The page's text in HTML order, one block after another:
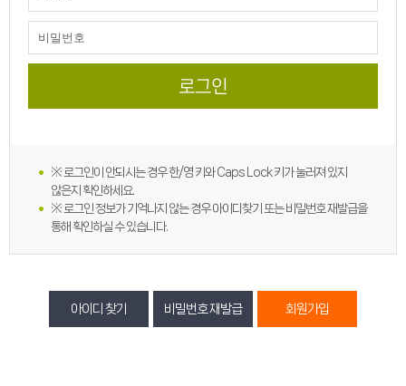
※ 로그인이 안되시는 경우 한/영 키와 Caps Lock 키가 눌러져 있지
않은지 확인하세요.
※ 로그인 정보가 기억나지 않는 경우 아이디찾기 또는 비밀번호 재발급을
통해 확인하실 수 있습니다.
아이디 찾기 비밀번호 재발급 회원가입